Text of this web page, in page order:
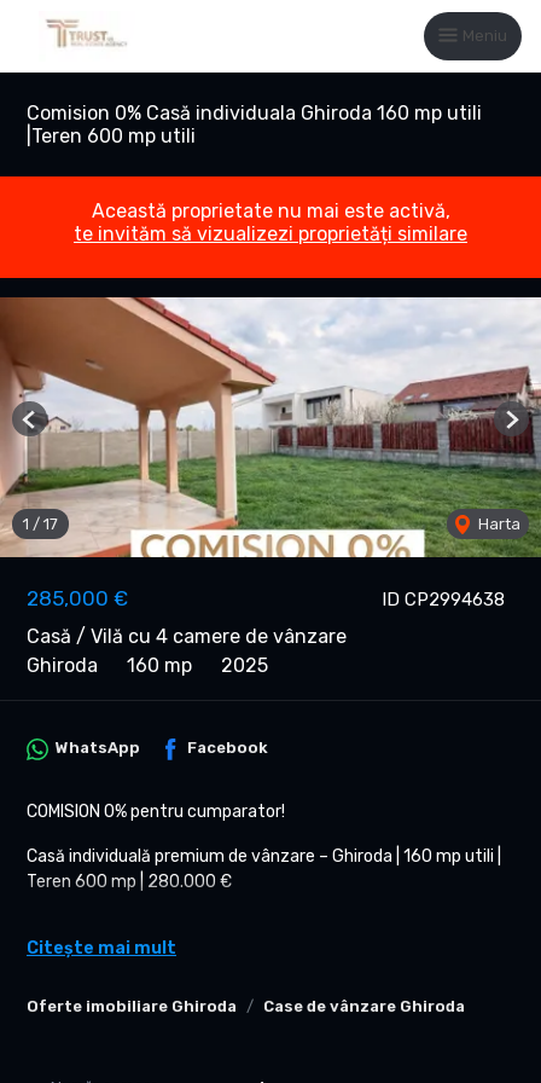
Meniu
Comision 0% Casă individuala Ghiroda 160 mp utili
|Teren 600 mp utili
Această proprietate nu mai este activă,
te invităm să vizualizezi proprietăți similare
ID CP2994638
285,000 €
Casă / Vilă cu 4 camere de vânzare
Ghiroda
160 mp 2025
1 / 17 Harta
Previous
Oferte imobiliare Ghiroda Case de vânzare Ghiroda
WhatsApp Facebook
COMISION 0% pentru cumparator!
Casă individuală premium de vânzare – Ghiroda | 160 mp utili |
Teren 600 mp | 280.000 €
construită în 2025, situată într-o zonă liniștită din Ghiroda,
calitate superioară a construcției.
Citește mai mult